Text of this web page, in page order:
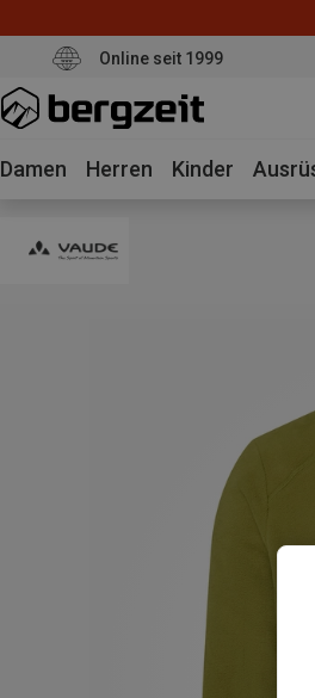
Online seit 1999
Damen Herren Kinder